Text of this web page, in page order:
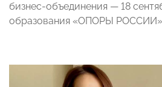
бизнес-объединения — 18
образования «ОПОРЫ